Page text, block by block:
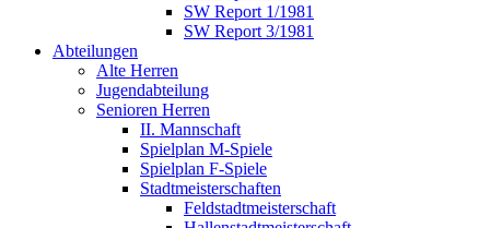
SW Report 1/1981
SW Report 3/1981
Abteilungen
Alte Herren
Jugendabteilung
Senioren Herren
II. Mannschaft
Spielplan M-Spiele
Spielplan F-Spiele
Stadtmeisterschaften
Feldstadtmeisterschaft